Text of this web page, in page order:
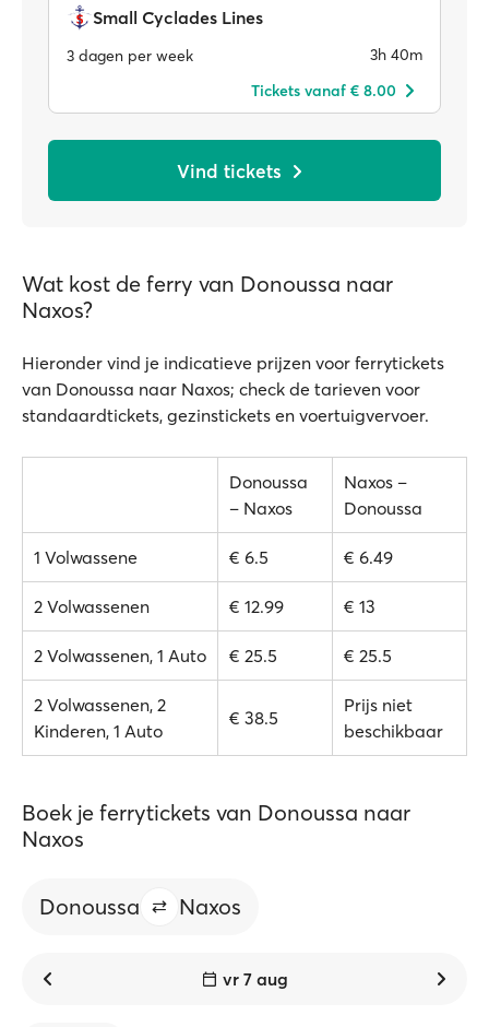
Small Cyclades Lines
3 dagen per week
3h 40m
Tickets vanaf € 8.00
Vind tickets
Wat kost de ferry van Donoussa naar
Naxos?
Hieronder vind je indicatieve prijzen voor ferrytickets
van Donoussa naar Naxos; check de tarieven voor
standaardtickets, gezinstickets en voertuigvervoer.
Donoussa
– Naxos
Naxos –
Donoussa
1 Volwassene € 6.5 € 6.49
2 Volwassenen € 12.99 € 13
2 Volwassenen, 1 Auto € 25.5 € 25.5
2 Volwassenen, 2
Kinderen, 1 Auto
€ 38.5
Prijs niet
beschikbaar
Boek je ferrytickets van Donoussa naar
Naxos
Donoussa Naxos
vr 7 aug